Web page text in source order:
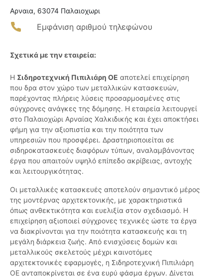
Αρναια, 63074 Παλαιοχωρι
Εμφάνιση αριθμού τηλεφώνου
Σχετικά με την εταιρεία:
Η Σιδηροτεχνική Πιπιλιάρη ΟΕ αποτελεί επιχείρηση
που δρα στον χώρο των μεταλλικών κατασκευών,
παρέχοντας πλήρεις λύσεις προσαρμοσμένες στις
σύγχρονες ανάγκες της δόμησης. Η εταιρεία λειτουργεί
στο Παλαιοχώρι Αρναίας Χαλκιδικής και έχει αποκτήσει
φήμη για την αξιοπιστία και την ποιότητα των
υπηρεσιών που προσφέρει. Δραστηριοποιείται σε
σιδηροκατασκευές διαφόρων τύπων, αναλαμβάνοντας
έργα που απαιτούν υψηλό επίπεδο ακρίβειας, αντοχής
και λειτουργικότητας.
Οι μεταλλικές κατασκευές αποτελούν σημαντικό μέρος
της μοντέρνας αρχιτεκτονικής, με χαρακτηριστικά
όπως ανθεκτικότητα και ευελιξία στον σχεδιασμό. Η
επιχείρηση αξιοποιεί σύγχρονες τεχνικές ώστε τα έργα
να διακρίνονται για την ποιότητα κατασκευής και τη
μεγάλη διάρκεια ζωής. Από ενισχύσεις δομών και
μεταλλικούς σκελετούς μέχρι καινοτόμες
αρχιτεκτονικές εφαρμογές, η Σιδηροτεχνική Πιπιλιάρη
ΟΕ ανταποκρίνεται σε ένα ευρύ φάσμα έργων. Δίνεται